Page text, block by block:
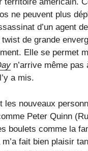
ne peuvent plus
d’un agent
de grande
Elle se permet
n’arrive même pas
a mis.
les nouveaux
Peter Quinn
boulets comme la
fait bien plaisir